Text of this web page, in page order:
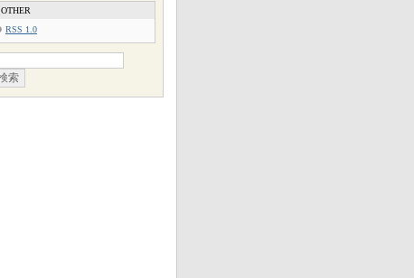
OTHER
RSS 1.0